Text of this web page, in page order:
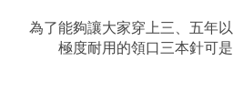
為了能夠讓大家穿上三、五年
極度耐用的領口三本針可